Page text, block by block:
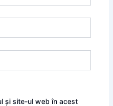
și site-ul web în acest